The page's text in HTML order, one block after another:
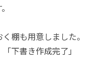
棚も用意しました。
下書き作成完了」